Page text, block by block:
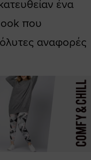
ένα
look που
αναφορές